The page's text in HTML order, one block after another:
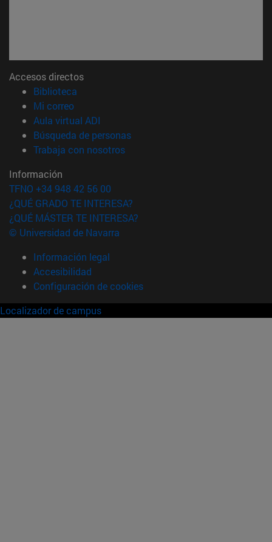
Accesos directos
Biblioteca
Mi correo(abre en nueva ventana)
Aula virtual ADI
Búsqueda de personas(abre en nueva ventana)
Trabaja con nosotros(abre en nueva ventana)
Información
TFNO +34 948 42 56 00
¿QUÉ GRADO TE INTERESA?
¿QUÉ MÁSTER TE INTERESA?
© Universidad de Navarra
Información legal
Accesibilidad
Configuración de cookies
Localizador de campus